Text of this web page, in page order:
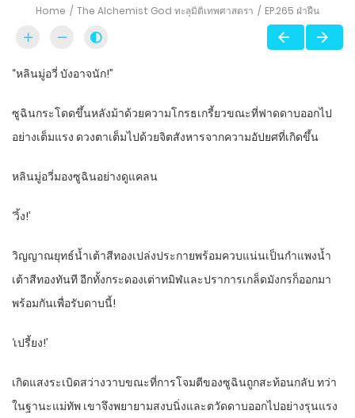
Home The Alchemist God ทะลุมิติเทพศาสตรา EP.265 ฝ่าฝืน
“หลินมู่อวี่ บังอาจนัก!”
ซูฉินกระโดดขึ้นหลังม้าด้วยความโกรธเกรี้ยวขณะที่ฟาดดาบออกไป
อย่างเต็มแรง ดวงตาเต็มไปด้วยจิตสังหารจากความอัปยศที่เกิดขึ้น
หลินมู่อวี่มองซูฉินอย่างดูแคลน
‘วิ้ง!’
วิญญาณยุทธ์น้ำเต้าสีทองเปล่งประกายพร้อมควบแน่นเป็นกำแพงน้ำ
เต้าสีทองทันที อีกทั้งกระดองเต่าทมิฬและปราการเกล็ดมังกรก็ออกมา
พร้อมกันเพื่อรับดาบนี้!
‘เปรี้ยง!’
เกิดแสงระเบิดสว่างวาบขณะที่การโจมตีของซูฉินถูกสะท้อนกลับ ทว่า
ในฐานะแม่ทัพ เขาจึงพยายามสงบนิ่งและตวัดดาบออกไปอย่างรุนแรง